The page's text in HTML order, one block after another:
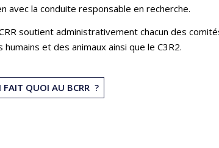
avec la conduite responsable en recherche.
soutient administrativement chacun des
humains et des animaux ainsi que le C3R2.
FAIT QUOI AU BCRR ?